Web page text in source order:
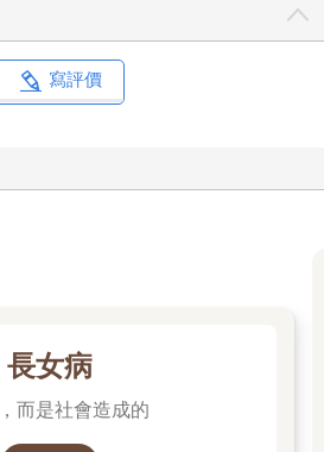
、在小孩游泳練習完後接小孩回家，
緊張的電話。
待。她們在職位上落後，待遇也不如
被告知這些結果是咎由自取，因為她
的問題（即使有時候的確是她們自己
把這個重要的問題帶到鎂光燈的焦點
、綿延時間之長的性別差距卻沒有給
寫評價
長女病
而是社會造成的